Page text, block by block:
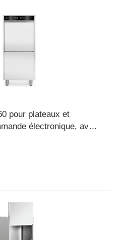
pour plateaux et
électronique, avec
détergent et pompe de